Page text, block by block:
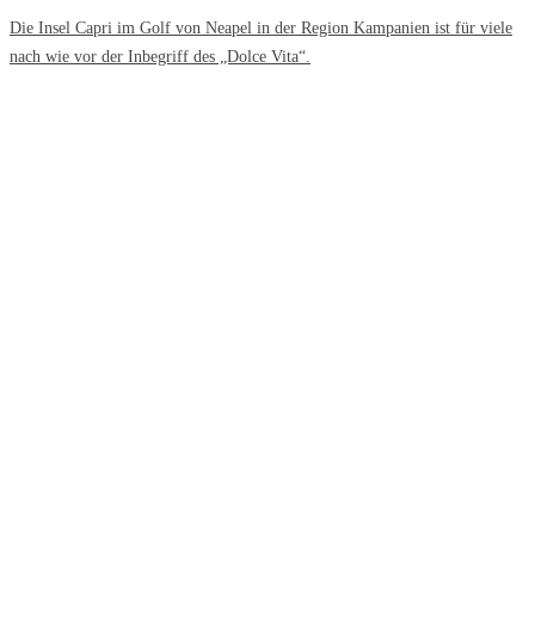
Die Insel Capri im Golf von Neapel in der Region Kampanien ist für viele
nach wie vor der Inbegriff des „Dolce Vita“.